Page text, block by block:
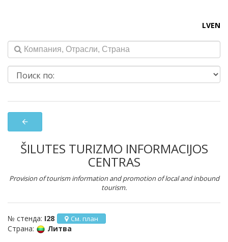
LVEN
arrow_back
ŠILUTES TURIZMO INFORMACIJOS
CENTRAS
Provision of tourism information and promotion of local and inbound
tourism.
№ стенда: I28 См. план
Страна: Литва